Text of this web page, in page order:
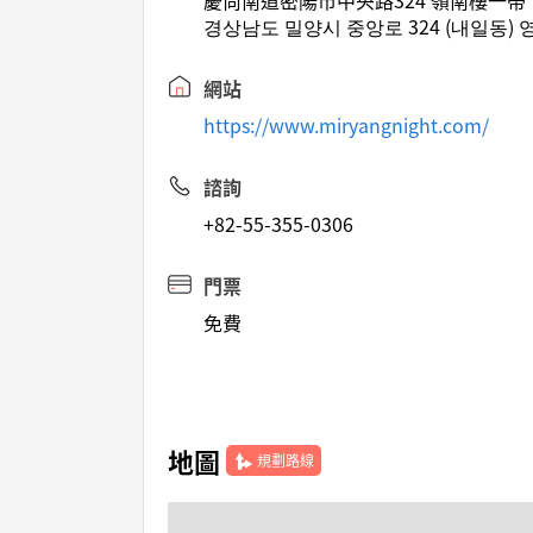
경상남도 밀양시 중앙로 324 (내일동)
網站
https://www.miryangnight.com/
諮詢
+82-55-355-0306
門票
免費
地圖 規劃路線